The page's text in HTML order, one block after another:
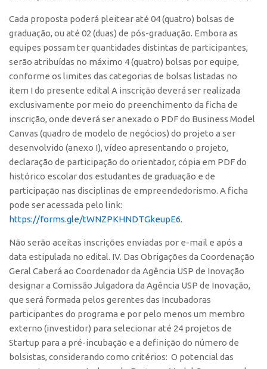
SGE
Fala Inovação (Webinar)
SciBiz
Cada proposta poderá pleitear até 04 (quatro) bolsas de
graduação, ou até 02 (duas) de pós-graduação. Embora as
equipes possam ter quantidades distintas de participantes,
serão atribuídas no máximo 4 (quatro) bolsas por equipe,
conforme os limites das categorias de bolsas listadas no
item I do presente edital A inscrição deverá ser realizada
exclusivamente por meio do preenchimento da ficha de
inscrição, onde deverá ser anexado o PDF do Business Model
Canvas (quadro de modelo de negócios) do projeto a ser
desenvolvido (anexo I), vídeo apresentando o projeto,
declaração de participação do orientador, cópia em PDF do
histórico escolar dos estudantes de graduação e de
participação nas disciplinas de empreendedorismo. A ficha
pode ser acessada pelo link:
https://forms.gle/tWNZPKHNDTGkeupE6.
Não serão aceitas inscrições enviadas por e-mail e após a
data estipulada no edital. IV. Das Obrigações da Coordenação
Geral Caberá ao Coordenador da Agência USP de Inovação
designar a Comissão Julgadora da Agência USP de Inovação,
que será formada pelos gerentes das Incubadoras
participantes do programa e por pelo menos um membro
externo (investidor) para selecionar até 24 projetos de
Startup para a pré-incubação e a definição do número de
bolsistas, considerando como critérios: O potencial das